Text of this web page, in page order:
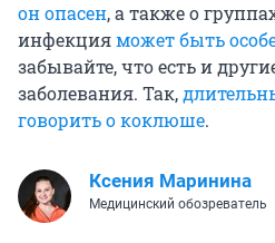
он опасен, а также о
инфекцияможет быть
забывайте, что есть и
заболевания. Так,
говорить о коклюше.
Ксения Маринина
Медицинский обозреватель